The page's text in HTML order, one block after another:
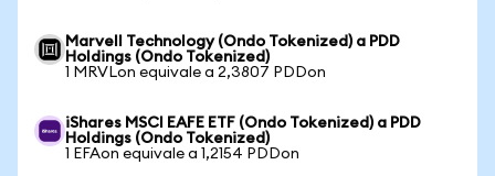
Marvell Technology (Ondo Tokenized) a PDD
Holdings (Ondo Tokenized)
1 MRVLon equivale a 2,3807 PDDon
iShares MSCI EAFE ETF (Ondo Tokenized) a PDD
Holdings (Ondo Tokenized)
1 EFAon equivale a 1,2154 PDDon